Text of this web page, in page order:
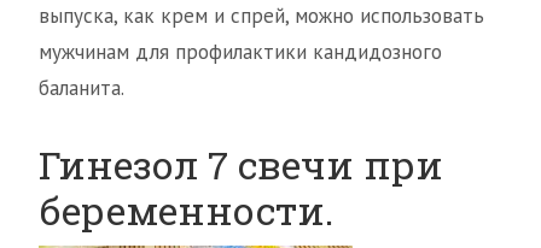
выпуска, как крем и спрей, можно использовать
мужчинам для профилактики кандидозного
баланита.
Гинезол 7 свечи при
беременности.